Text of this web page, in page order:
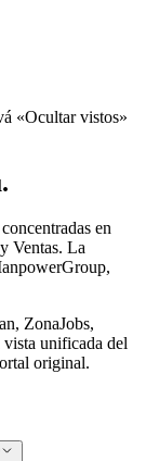
«Ocultar vistos»
.
en
Ventas. La
ZonaJobs,
unificada del
original.